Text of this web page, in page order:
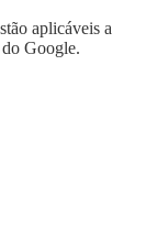
aplicáveis a
do Google.